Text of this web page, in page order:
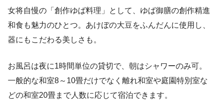
女将自慢の「創作ゆば料理」として、ゆば御膳の創作精進
和食も魅力のひとつ。あけぼの大豆をふんだんに使用し、
器にもこだわる美しさも。
お風呂は夜に1時間単位の貸切で、朝はシャワーのみ可。
一般的な和室8～10畳だけでなく離れ和室や庭園特別室な
どの和室20畳まで人数に応じて宿泊できます。